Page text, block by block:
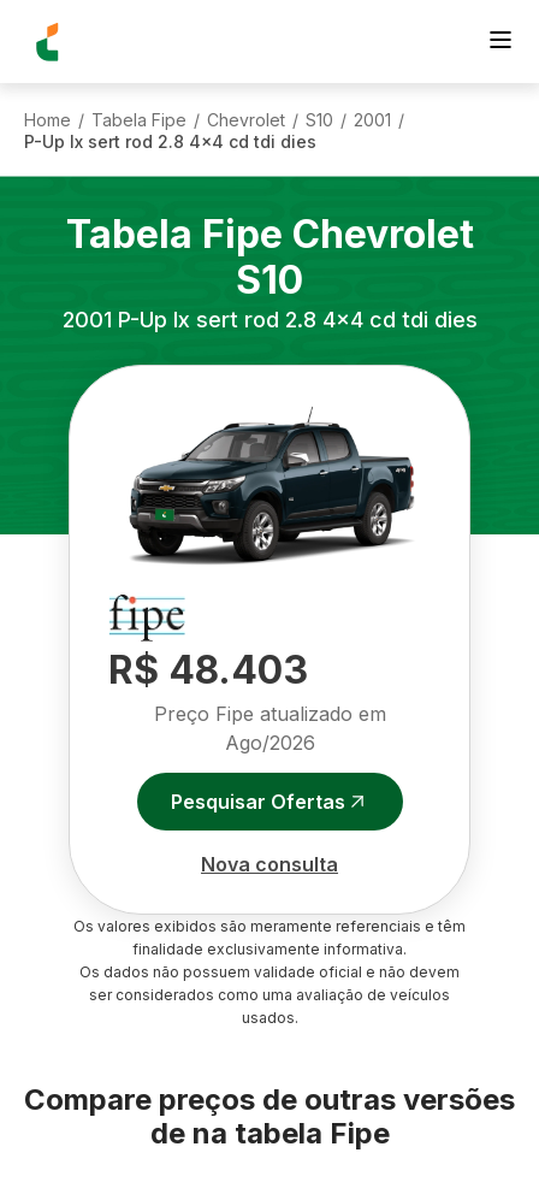
Home / Tabela Fipe / Chevrolet / S10 / 2001 /
P-Up lx sert rod 2.8 4x4 cd tdi dies
Tabela Fipe Chevrolet
S10
2001 P-Up lx sert rod 2.8 4x4 cd tdi dies
R$ 48.403
Preço Fipe atualizado em
Ago/2026
Pesquisar Ofertas
Nova consulta
Os valores exibidos são meramente referenciais e têm
finalidade exclusivamente informativa.
Os dados não possuem validade oficial e não devem
ser considerados como uma avaliação de veículos
usados.
Compare preços de outras versões
de na tabela Fipe